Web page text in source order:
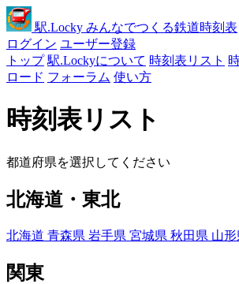
駅.Locky みんなでつくる鉄道時刻表
ログイン ユーザー登録
トップ 駅.Lockyについて 時刻表リスト
ロード フォーラム 使い方
時刻表リスト
都道府県を選択してください
北海道・東北
北海道 青森県 岩手県 宮城県 秋田県 山形
関東